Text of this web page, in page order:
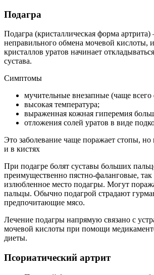
Подагра
Подагра (кристаллическая форма
неправильного обмена мочевой кислоты,
кристаллов уратов начинает
сустава.
Симптомы
мучительные внезапные (чаще
высокая температура;
выраженная кожная гиперемия
отложения солей уратов в виде
Это заболевание чаще поражает стопы,
и в кистях
При подагре болят суставы больших
преимущественно пястно-фаланговые,
излюбленное место подагры. Могут
пальцы. Обычно подагрой страдают
предпочитающие мясо.
Лечение подагры напрямую связано с
мочевой кислоты при помощи
диеты.
Псориатический артрит